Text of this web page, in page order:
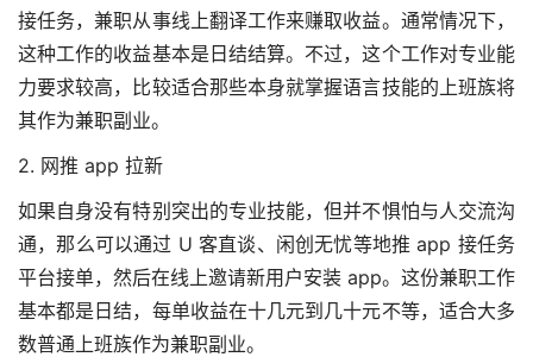
接任务，兼职从事线上翻译工作来赚取收益。通常情况下，
这种工作的收益基本是日结结算。不过，这个工作对专业能
力要求较高，比较适合那些本身就掌握语言技能的上班族将
其作为兼职副业。
2. 网推 app 拉新
如果自身没有特别突出的专业技能，但并不惧怕与人交流沟
通，那么可以通过 U 客直谈、闲创无忧等地推 app 接任务
平台接单，然后在线上邀请新用户安装 app。这份兼职工作
基本都是日结，每单收益在十几元到几十元不等，适合大多
数普通上班族作为兼职副业。